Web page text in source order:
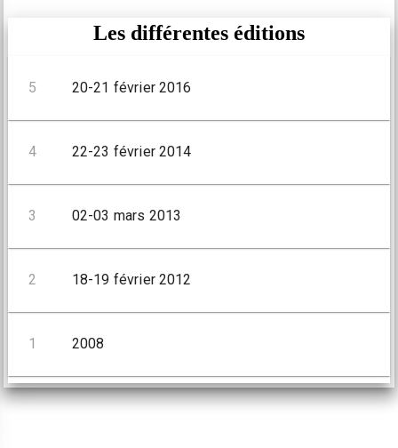
Les différentes éditions
5 20-21 février 2016
4 22-23 février 2014
3 02-03 mars 2013
2 18-19 février 2012
1 2008